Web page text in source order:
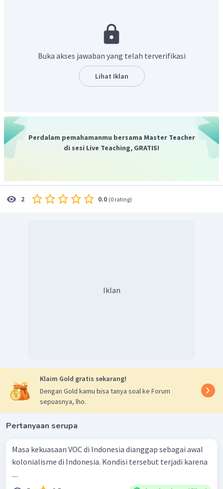
ingin mengubah kebiasaan rakyat seperti mabuk-mabukan,
berjudi, bahkan ingin menghapus sistem garis keturunan
menerima adanya pembaruan tersebut berseteru dengan
Kaum Padri. Kondisi tersebut lalu dimanfaatkan Belanda
untuk bekerja sama dengan Kaum Adat guna melawan
tanah Batak dan disertai dengan penyebaran agama
Kristen.
Perlawanan rakyat Indonesia yang disebabkan faktor sosial
adalah Pemberontakan Petani Banten pada tahun 1888.
Banten yang menderita akibat kebijakan kolonial, dan
adanya ramalan sosok ratu adil yang hendak mengubah
nasib mereka. Rakyat Banten dipimpin oleh para haji
diberlakukan kembali sistem penyerahan wajib dan kerja
diantaranya Perang Padri dan Perlawanan Rakyat Batak,
Pemberontakan Petani Banten, dan Perang Patimura.
Buka akses jawaban yang telah terverifikasi
Lihat Iklan
Perdalam pemahamanmu bersama Master Teacher
di sesi Live Teaching, GRATIS!
2 0.0 (0 rating)
Iklan
Klaim Gold gratis sekarang!
Dengan Gold kamu bisa tanya soal ke Forum
sepuasnya, lho.
Pertanyaan serupa
Masa kekuasaan VOC di Indonesia dianggap sebagai awal
kolonialisme di Indonesia. Kondisi tersebut terjadi karena
....